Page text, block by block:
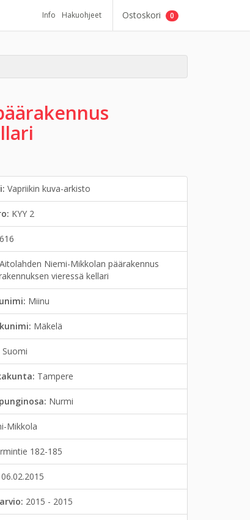
Info Hakuohjeet Ostoskori 0
Vapriikin kuva-arkisto
KYY 2
616
Aitolahden Niemi-Mikkolan päärakennus
vieressä kellari
Miinu
Mäkelä
Suomi
Tampere
Nurmi
Mikkola
182-185
06.02.2015
2015 - 2015